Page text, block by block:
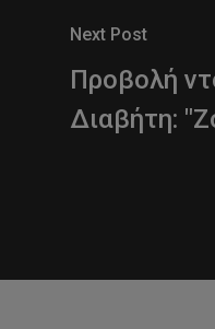
Next Post
Προβολή
Διαβήτη: